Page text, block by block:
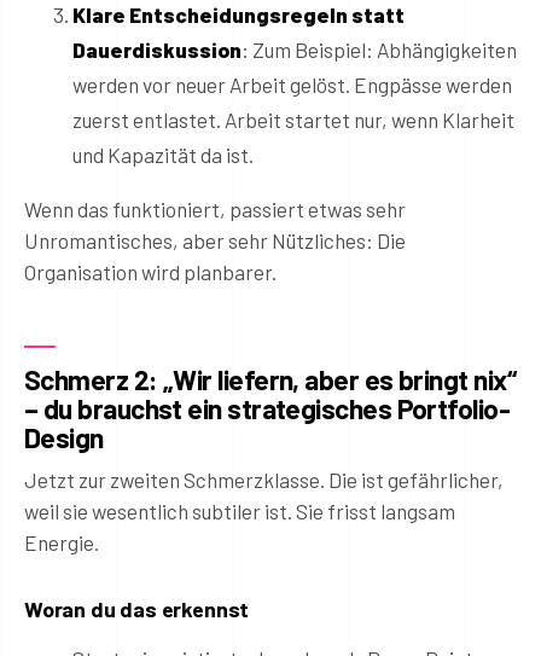
Klare Entscheidungsregeln statt
Dauerdiskussion: Zum Beispiel: Abhängigkeiten
werden vor neuer Arbeit gelöst. Engpässe werden
zuerst entlastet. Arbeit startet nur, wenn Klarheit
und Kapazität da ist.
Wenn das funktioniert, passiert etwas sehr
Unromantisches, aber sehr Nützliches: Die
Organisation wird planbarer.
Schmerz 2: „Wir liefern, aber es bringt nix“
– du brauchst ein strategisches Portfolio-
Design
Jetzt zur zweiten Schmerzklasse. Die ist gefährlicher,
weil sie wesentlich subtiler ist. Sie frisst langsam
Energie.
Woran du das erkennst